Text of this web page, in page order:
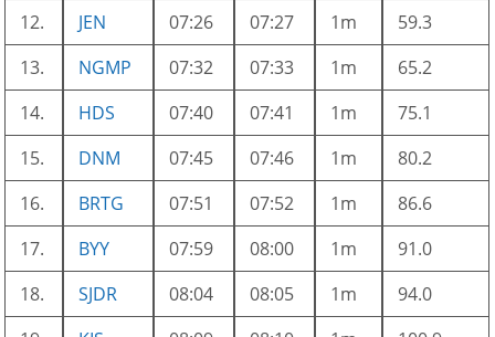
12.
JEN 07:26 07:27 1m
59.3
13.
NGMP 07:32 07:33 1m
65.2
14.
HDS 07:40 07:41 1m
75.1
15.
DNM 07:45 07:46 1m
80.2
16.
BRTG 07:51 07:52 1m
86.6
17.
BYY 07:59 08:00 1m
91.0
18.
SJDR 08:04 08:05 1m
94.0